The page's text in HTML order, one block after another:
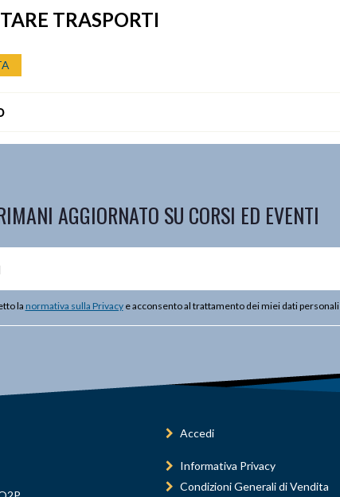
TRASPORTI
AGGIORNATO SU CORSI ED EVENTI
la normativa sulla Privacye acconsento al trattamento dei miei dati personali
Accedi
Informativa Privacy
Condizioni Generali di Vendita